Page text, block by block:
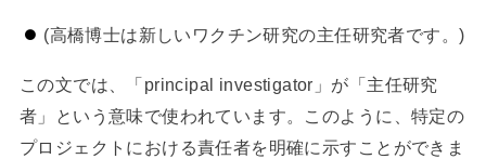
(高橋博士は新しいワクチン研究の主任研究者です。)
この文では、「principal investigator」が「主任研究
者」という意味で使われています。このように、特定の
プロジェクトにおける責任者を明確に示すことができま